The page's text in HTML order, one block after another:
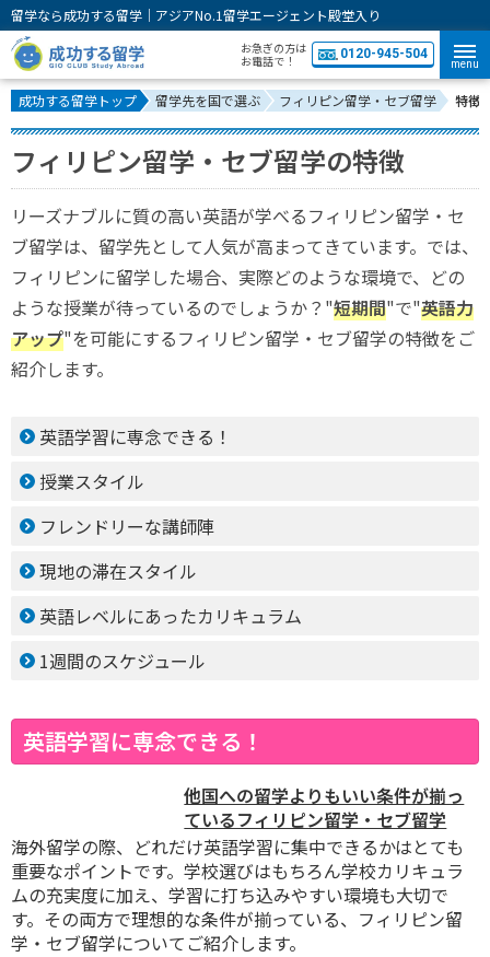
留学なら成功する留学｜アジアNo.1留学エージェント殿堂入り
お急ぎの方は
お電話で！
0120-945-504
menu
成功する留学トップ 留学先を国で選ぶ フィリピン留学・セブ留学 特徴
フィリピン留学・セブ留学の特徴
リーズナブルに質の高い英語が学べるフィリピン留学・セ
ブ留学は、留学先として人気が高まってきています。では、
フィリピンに留学した場合、実際どのような環境で、どの
ような授業が待っているのでしょうか？"短期間"で"英語力
アップ"を可能にするフィリピン留学・セブ留学の特徴をご
紹介します。
英語学習に専念できる！
授業スタイル
フレンドリーな講師陣
現地の滞在スタイル
英語レベルにあったカリキュラム
1週間のスケジュール
英語学習に専念できる！
他国への留学よりもいい条件が揃っ
ているフィリピン留学・セブ留学
海外留学の際、どれだけ英語学習に集中できるかはとても
重要なポイントです。学校選びはもちろん学校カリキュラ
ムの充実度に加え、学習に打ち込みやすい環境も大切で
す。その両方で理想的な条件が揃っている、フィリピン留
学・セブ留学についてご紹介します。